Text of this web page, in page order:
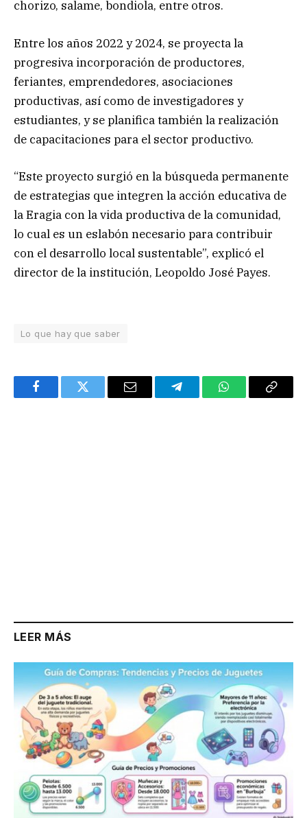
chorizo, salame, bondiola, entre otros.
Entre los años 2022 y 2024, se proyecta la
progresiva incorporación de productores,
feriantes, emprendedores, asociaciones
productivas, así como de investigadores y
estudiantes, y se planifica también la realización
de capacitaciones para el sector productivo.
“Este proyecto surgió en la búsqueda permanente
de estrategias que integren la acción educativa de
la Eragia con la vida productiva de la comunidad,
lo cual es un eslabón necesario para contribuir
con el desarrollo local sustentable”, explicó el
director de la institución, Leopoldo José Payes.
Lo que hay que saber
FacebookTwitter Email TelegramWhatsAppCopy
LEER MÁS